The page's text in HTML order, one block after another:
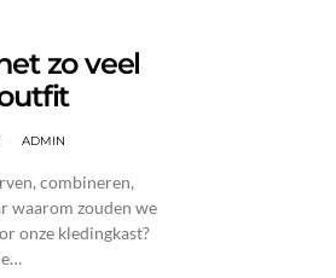
zo veel
ADMIN
combineren,
waarom zouden we
onze kledingkast?